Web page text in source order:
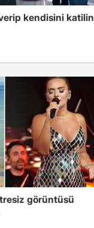
kendisini katilin
görüntüsü